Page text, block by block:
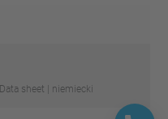
Data sheet | niemiecki